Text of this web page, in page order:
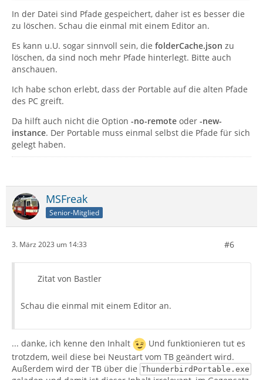
In der Datei sind Pfade gespeichert, daher ist es besser die
zu löschen. Schau die einmal mit einem Editor an.
Es kann u.U. sogar sinnvoll sein, die folderCache.json zu
löschen, da sind noch mehr Pfade hinterlegt. Bitte auch
anschauen.
Ich habe schon erlebt, dass der Portable auf die alten Pfade
des PC greift.
Da hilft auch nicht die Option -no-remote oder -new-
instance. Der Portable muss einmal selbst die Pfade für sich
gelegt haben.
MSFreak
Senior-Mitglied
3. März 2023 um 14:33 #6
Zitat von Bastler
Schau die einmal mit einem Editor an.
... danke, ich kenne den Inhalt
Und funktionieren tut es
trotzdem, weil diese bei Neustart vom TB geändert wird.
Außerdem wird der TB über die ThunderbirdPortable.exe